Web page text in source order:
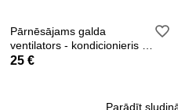
Pārnēsājams galda
ventilators - kondicionieris -
mitrinātājs
25 €
Parādīt